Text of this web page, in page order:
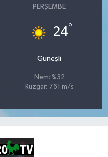
PERŞEMBE
24°
Güneşli
Nem: %32
Rüzgar: 7.61 m/s